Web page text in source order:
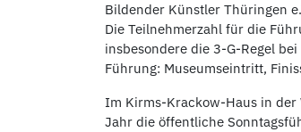
Bildender Künstler Thüringen
Die Teilnehmerzahl für die
insbesondere die 3-G-Regel
Führung: Museumseintritt,
Im Kirms-Krackow-Haus in der
Jahr die öffentliche